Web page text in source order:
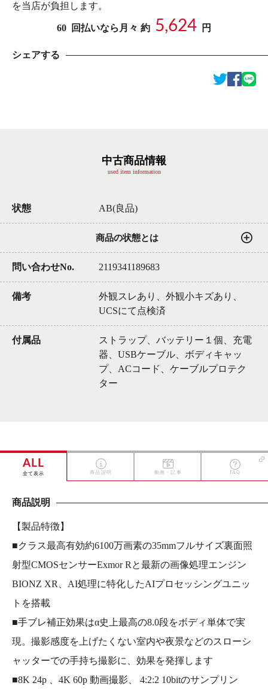
を当店が負担します。
60 回払いなら月々 約 5,624 円
シェアする
中古商品情報
used item information
状態 AB(良品)
商品の状態とは
問い合わせNo. 2119341189683
備考
外観スレあり、外観小キズあり、
UCSにて点検済
付属品
ストラップ、バッテリー１個、充電
器、USBケーブル、ボディキャッ
プ、ACコード、ケーブルプロテク
ター
ALL
全て表示 商品説明 動画・記事 FAQ
商品説明
【製品特徴】
■クラス最高有効約6100万画素の35mmフルサイズ裏面照
射型CMOSセンサーExmor Rと最新の画像処理エンジン
BIONZ XR、AI処理に特化したAIプロセッシングユニッ
トを搭載
■手ブレ補正効果はα史上最高の8.0段をボディ単体で実
現。撮影感度を上げたくない室内や夜景などのスローシ
ャッターでの手持ち撮影に、効果を発揮します
■8K 24p 、4K 60p 動画撮影、 4:2:2 10bitのサンプリン